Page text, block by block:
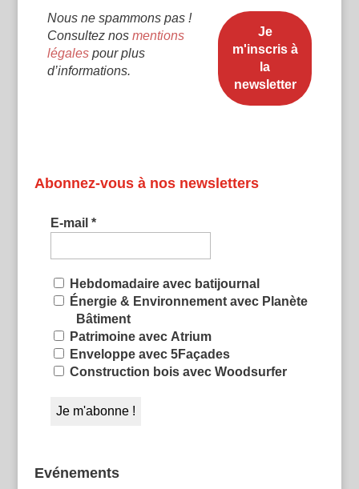
Nous ne spammons pas !
Consultez nos mentions
légalespour plus
d’informations.
Abonnez-vous à nos newsletters
E-mail *
Hebdomadaire avec batijournal
Énergie & Environnement avec Planète
Bâtiment
Patrimoine avec Atrium
Enveloppe avec 5Façades
Construction bois avec Woodsurfer
Evénements